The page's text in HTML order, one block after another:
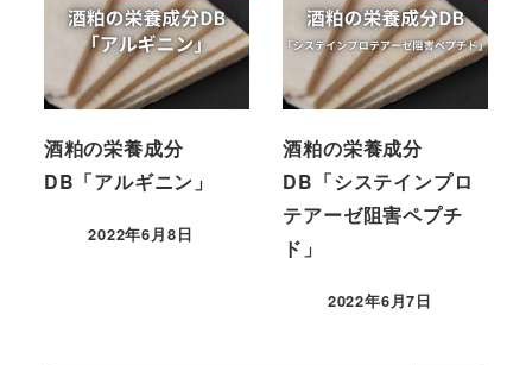
酒粕の栄養成分
DB「アルギニン」
2022年6月8日
酒粕の栄養成分
DB「システインプロ
テアーゼ阻害ペプチ
ド」
2022年6月7日